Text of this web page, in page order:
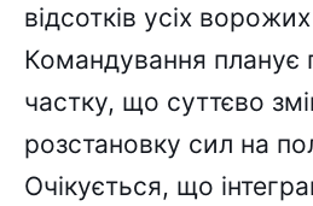
відсотків усіх
Командування планує
частку, що суттєво
розстановку сил на
Очікується, що